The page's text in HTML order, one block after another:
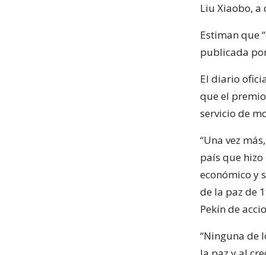
Liu Xiaobo, a
Estiman que
publicada
El diario
que el
servicio de
“Una vez
país que
económico y
de la paz de
Pekín de
“Ninguna de